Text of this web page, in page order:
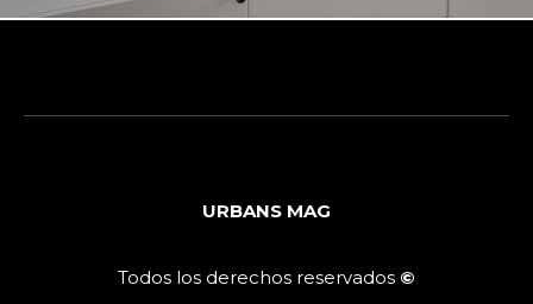
URBANS MAG
Todos los derechos reservados ©